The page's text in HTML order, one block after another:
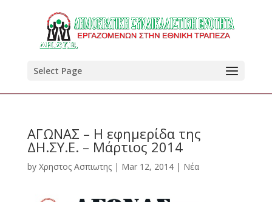
Select Page
ΑΓΩΝΑΣ – Η εφημερίδα της
ΔΗ.ΣΥ.Ε. – Μάρτιος 2014
by Χρηστος Ασπιωτης| Mar 12, 2014| Νέα